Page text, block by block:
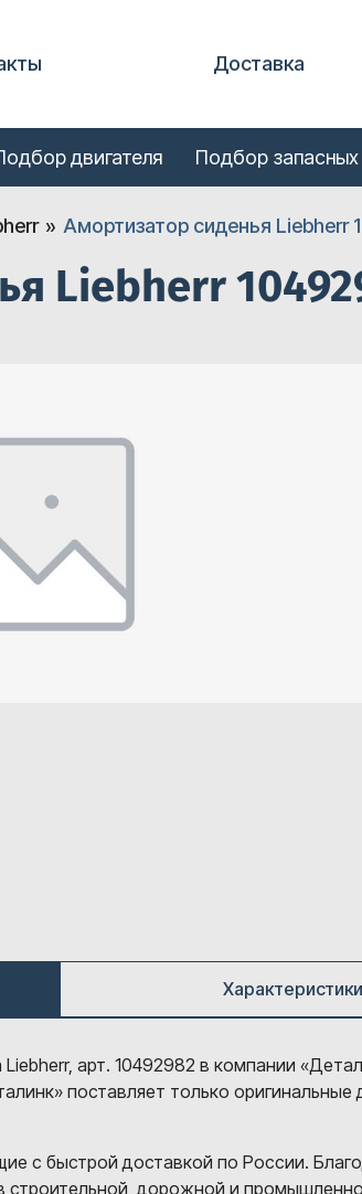
Доставка
двигателя Подбор запасных
Амортизатор сиденья Liebherr
Liebherr
Характеристики
арт. 10492982 в компании
поставляет только
с быстрой доставкой по России.
строительной, дорожной и